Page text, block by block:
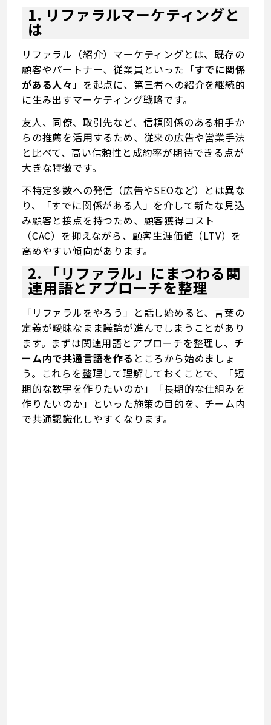
1. リファラルマーケティングと
は
リファラル（紹介）マーケティングとは、既存の
顧客やパートナー、従業員といった 「すでに関係
がある人々」 を起点に、第三者への紹介を継続的
に生み出すマーケティング戦略です。
友人、同僚、取引先など、信頼関係のある相手か
らの推薦を活用するため、従来の広告や営業手法
と比べて、高い信頼性と成約率が期待できる点が
大きな特徴です。
不特定多数への発信（広告やSEOなど）とは異な
り、「すでに関係がある人」を介して新たな見込
み顧客と接点を持つため、顧客獲得コスト
（CAC）を抑えながら、顧客生涯価値（LTV）を
高めやすい傾向があります。
2. 「リファラル」にまつわる関
連用語とアプローチを整理
「リファラルをやろう」と話し始めると、言葉の
定義が曖昧なまま議論が進んでしまうことがあり
ます。まずは関連用語とアプローチを整理し、 チ
ーム内で共通言語を作る ところから始めましょ
う。これらを整理して理解しておくことで、「短
期的な数字を作りたいのか」「長期的な仕組みを
作りたいのか」といった施策の目的を、チーム内
で共通認識化しやすくなります。